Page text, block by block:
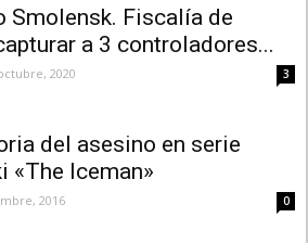
Smolensk. Fiscalía de
a 3 controladores...
2020 3
del asesino en serie
«The Iceman»
2016 0